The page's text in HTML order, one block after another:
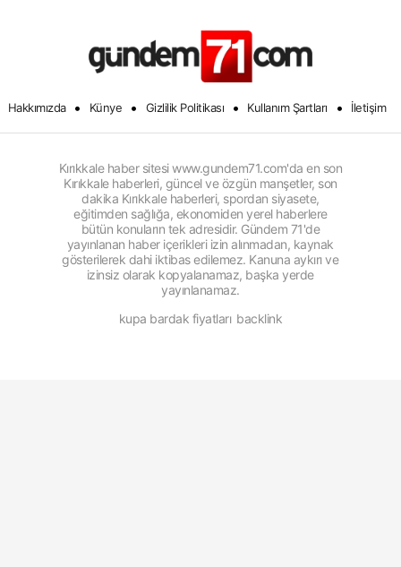
Hakkımızda • Künye • Gizlilik Politikası • Kullanım Şartları • İletişim
Kırıkkale haber sitesi www.gundem71.com'da en son
Kırıkkale haberleri, güncel ve özgün manşetler, son
dakika Kırıkkale haberleri, spordan siyasete,
eğitimden sağlığa, ekonomiden yerel haberlere
bütün konuların tek adresidir. Gündem 71'de
yayınlanan haber içerikleri izin alınmadan, kaynak
gösterilerek dahi iktibas edilemez. Kanuna aykırı ve
izinsiz olarak kopyalanamaz, başka yerde
yayınlanamaz.
kupa bardak fiyatları backlink